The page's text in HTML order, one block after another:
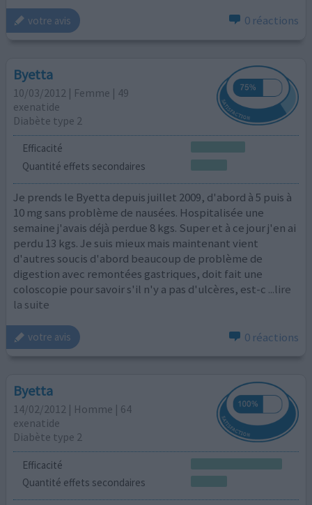
votre avis 0 réactions
Byetta
10/03/2012 | Femme | 49
exenatide
Diabète type 2
Efficacité
Quantité effets secondaires
Je prends le Byetta depuis juillet 2009, d'abord à 5 puis à
10 mg sans problème de nausées. Hospitalisée une
semaine j'avais déjà perdue 8 kgs. Super et à ce jour j'en ai
perdu 13 kgs. Je suis mieux mais maintenant vient
d'autres soucis d'abord beaucoup de problème de
digestion avec remontées gastriques, doit fait une
coloscopie pour savoir s'il n'y a pas d'ulcères, est-c ...lire
la suite
votre avis 0 réactions
Byetta
14/02/2012 | Homme | 64
exenatide
Diabète type 2
Efficacité
Quantité effets secondaires